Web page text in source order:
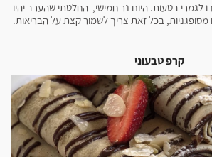
לגמרי בטעות. היום נר חמישי, החלטתי שהערב יהיו
מסופגניות, בכל זאת צריך לשמור קצת על הבריאות.
קרפ טבעוני